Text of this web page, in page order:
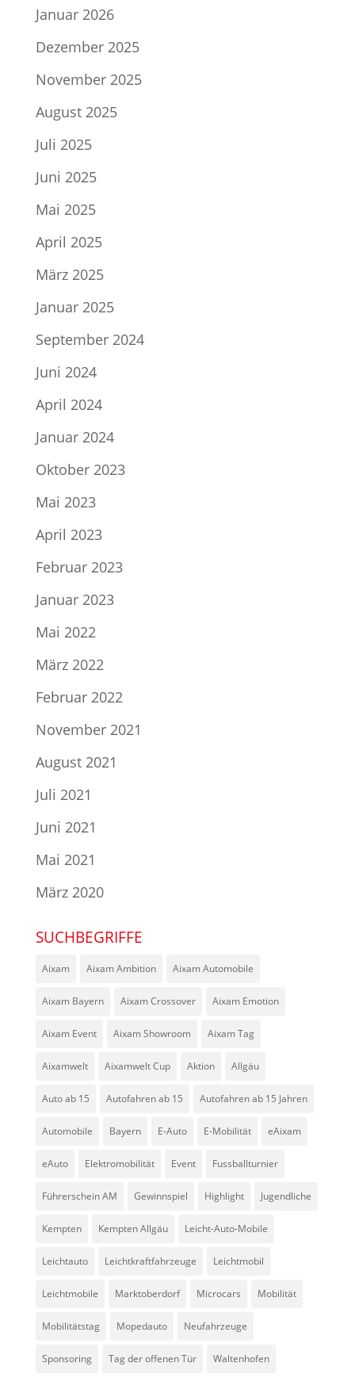
Januar 2026
Dezember 2025
November 2025
August 2025
Juli 2025
Juni 2025
Mai 2025
April 2025
März 2025
Januar 2025
September 2024
Juni 2024
April 2024
Januar 2024
Oktober 2023
Mai 2023
April 2023
Februar 2023
Januar 2023
Mai 2022
März 2022
Februar 2022
November 2021
August 2021
Juli 2021
Juni 2021
Mai 2021
März 2020
SUCHBEGRIFFE
Aixam Aixam Ambition Aixam Automobile
Aixam Bayern Aixam Crossover Aixam Emotion
Aixam Event Aixam Showroom Aixam Tag
Aixamwelt Aixamwelt Cup Aktion Allgäu
Auto ab 15 Autofahren ab 15 Autofahren ab 15 Jahren
Automobile Bayern E-Auto E-Mobilität eAixam
eAuto Elektromobilität Event Fussballturnier
Führerschein AM Gewinnspiel Highlight Jugendliche
Kempten Kempten Allgäu Leicht-Auto-Mobile
Leichtauto Leichtkraftfahrzeuge Leichtmobil
Leichtmobile Marktoberdorf Microcars Mobilität
Mobilitätstag Mopedauto Neufahrzeuge
Sponsoring Tag der offenen Tür Waltenhofen